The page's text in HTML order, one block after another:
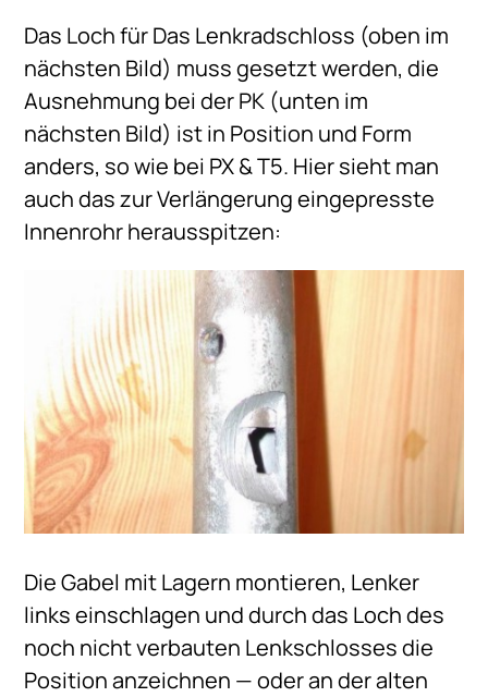
Das Loch für Das Lenkradschloss (oben im
nächsten Bild) muss gesetzt werden, die
Ausnehmung bei der PK (unten im
nächsten Bild) ist in Position und Form
anders, so wie bei PX & T5. Hier sieht man
auch das zur Verlängerung eingepresste
Innenrohr herausspitzen:
Die Gabel mit Lagern montieren, Lenker
links einschlagen und durch das Loch des
noch nicht verbauten Lenkschlosses die
Position anzeichnen — oder an der alten